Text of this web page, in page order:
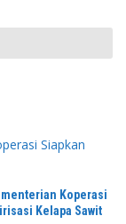
Koperasi
Kelapa Sawit